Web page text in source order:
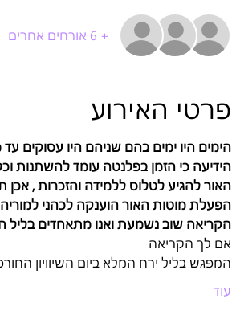
+ 6 אורחים אחרים
פרטי האירוע
הימים היו ימים בהם שניהם היו עסוקים
הידיעה כי הזמן בפלנטה עומד להשתנות
האור להגיע לטלוס ללמידה והזכרות , אכן
הפעלת מוטות האור הוענקה לכהני
הקריאה שוב נשמעת ואנו מתאחדים
אם לך הקריאה
המפגש בליל ירח המלא ביום השיוויון
עוד